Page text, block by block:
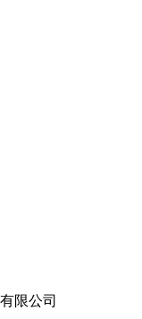
限公司